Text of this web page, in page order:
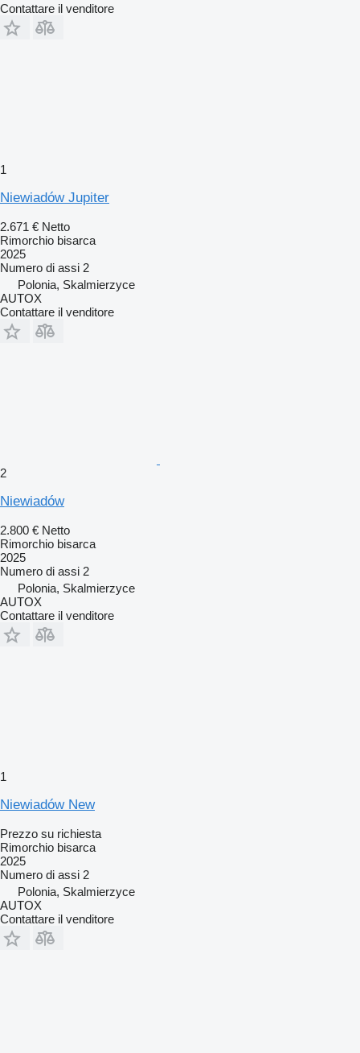
Contattare il venditore
1
Niewiadów Jupiter
2.671 € Netto
Rimorchio bisarca
2025
Numero di assi 2
Polonia, Skalmierzyce
AUTOX
Contattare il venditore
2
Niewiadów
2.800 € Netto
Rimorchio bisarca
2025
Numero di assi 2
Polonia, Skalmierzyce
AUTOX
Contattare il venditore
1
Niewiadów New
Prezzo su richiesta
Rimorchio bisarca
2025
Numero di assi 2
Polonia, Skalmierzyce
AUTOX
Contattare il venditore